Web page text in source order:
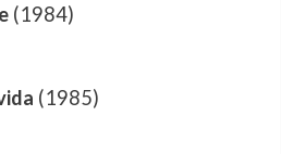
(1984)
(1985)